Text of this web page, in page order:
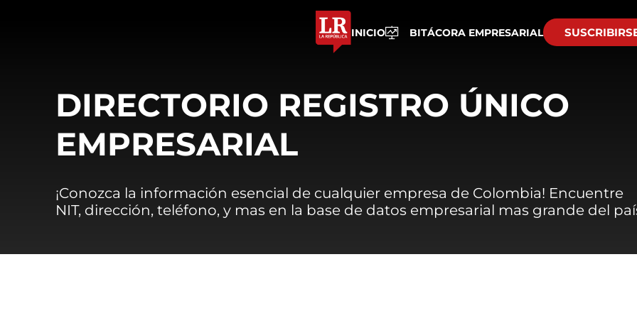
INICIO BITÁCORA EMPRESARIAL
DIRECTORIO REGISTRO ÚNICO
EMPRESARIAL
¡Conozca la información esencial de cualquier empresa de Colombia! Encuentre
NIT, dirección, teléfono, y mas en la base de datos empresarial mas grande del